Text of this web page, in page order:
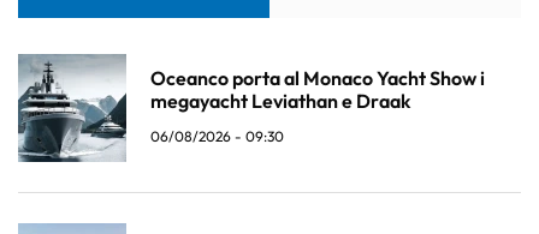
Oceanco porta al Monaco Yacht Show i
megayacht Leviathan e Draak
06/08/2026 - 09:30